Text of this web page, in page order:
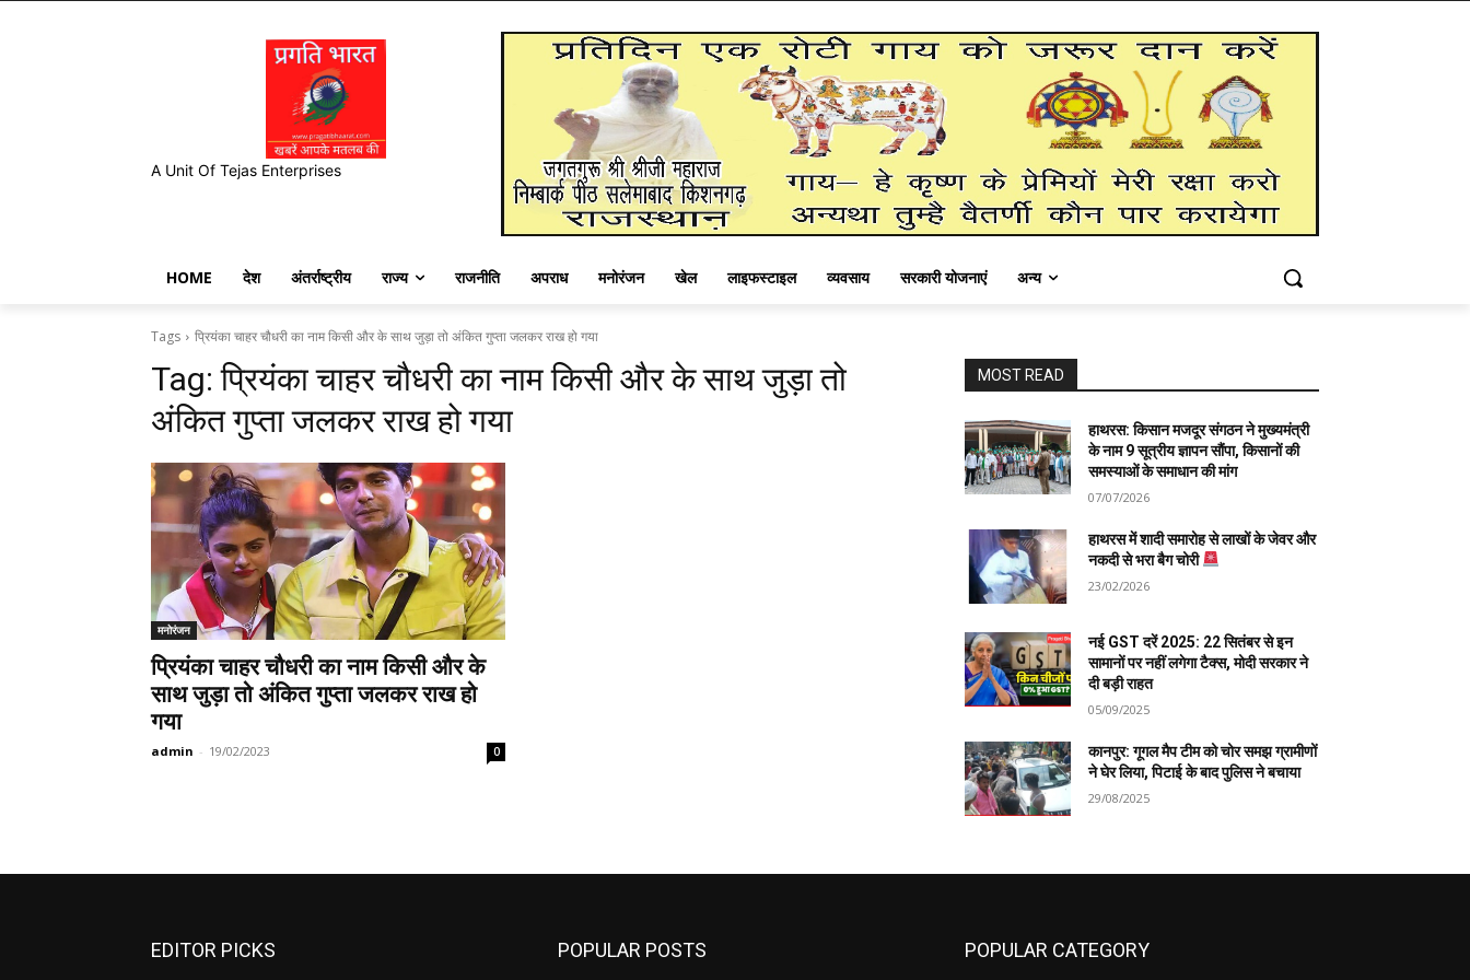
A Unit Of Tejas Enterprises
HOME देश अंतर्राष्ट्रीय राज्य राजनीति अपराध मनोरंजन खेल लाइफस्टाइल व्यवसाय सरकारी योजनाएं अन्य
Tags प्रियंका चाहर चौधरी का नाम किसी और के साथ जुड़ा तो अंकित गुप्ता जलकर राख हो गया
Tag:प्रियंका चाहर चौधरी का नाम किसी और के साथ जुड़ा तो
अंकित गुप्ता जलकर राख हो गया
मनोरंजन
प्रियंका चाहर चौधरी का नाम किसी और के
साथ जुड़ा तो अंकित गुप्ता जलकर राख हो
गया
admin - 19/02/2023 0
MOST READ
हाथरस: किसान मजदूर संगठन ने मुख्यमंत्री
के नाम 9 सूत्रीय ज्ञापन सौंपा, किसानों की
समस्याओं के समाधान की मांग
07/07/2026
हाथरस में शादी समारोह से लाखों के जेवर और
नकदी से भरा बैग चोरी
23/02/2026
नई GST दरें 2025: 22 सितंबर से इन
सामानों पर नहीं लगेगा टैक्स, मोदी सरकार ने
दी बड़ी राहत
05/09/2025
कानपुर: गूगल मैप टीम को चोर समझ ग्रामीणों
ने घेर लिया, पिटाई के बाद पुलिस ने बचाया
29/08/2025
EDITOR PICKS POPULAR POSTS POPULAR CATEGORY